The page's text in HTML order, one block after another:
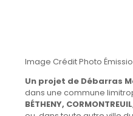
Image Crédit Photo
Un projet de Débarras
dans une commune
BÉTHENY,